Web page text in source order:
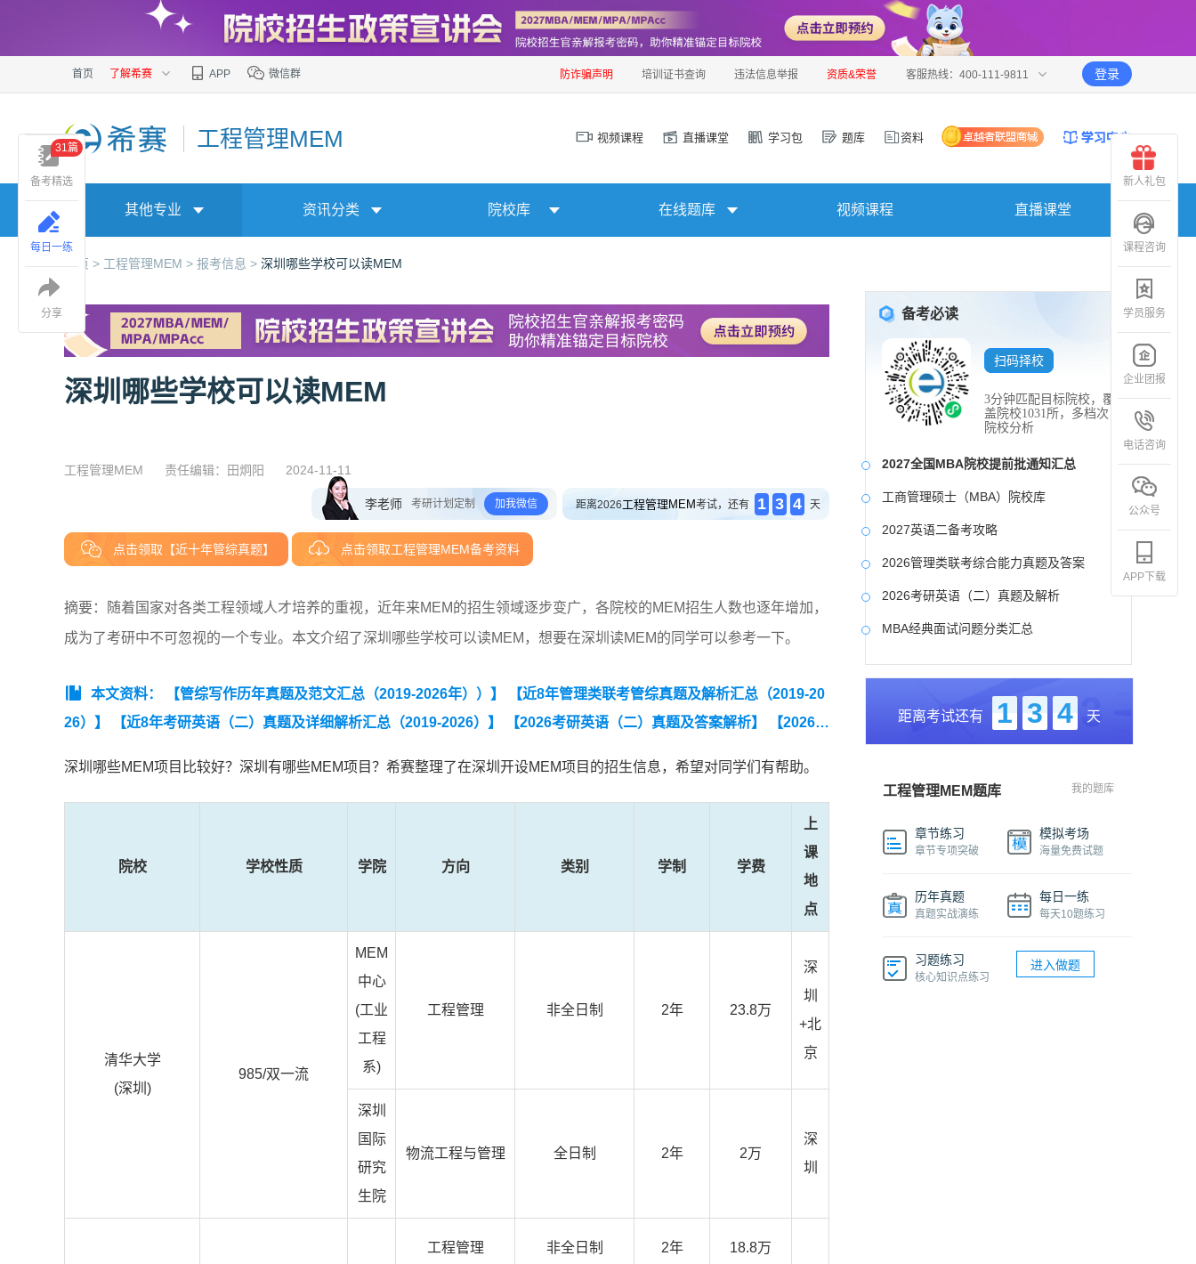
首页 了解希赛 APP 微信群 防诈骗声明 培训证书查询 违法信息举报 资质&荣誉 客服热线：400-111-9811 登录
工程管理MEM 视频课程 直播课堂 学习包 题库 资料
其他专业 资讯分类 院校库 在线题库 视频课程 直播课堂
首页 > 工程管理MEM > 报考信息 > 深圳哪些学校可以读MEM
深圳哪些学校可以读MEM
工程管理MEM 责任编辑：田炯阳 2024-11-11
李老师 考研计划定制 加我微信 距离2026工程管理MEM考试，还有 1 3 4 天
点击领取【近十年管综真题】 点击领取工程管理MEM备考资料
摘要：随着国家对各类工程领域人才培养的重视，近年来MEM的招生领域逐步变广，各院校的MEM招生人数也逐年增加，
成为了考研中不可忽视的一个专业。本文介绍了深圳哪些学校可以读MEM，想要在深圳读MEM的同学可以参考一下。
本文资料： 【管综写作历年真题及范文汇总（2019-2026年））】
【近8年管理类联考管综真题及解析汇总（2019-20
26）】
【近8年考研英语（二）真题及详细解析汇总（2019-2026）】 【2026考研英语（二）真题及答案解析】
【2026管
深圳哪些MEM项目比较好？深圳有哪些MEM项目？希赛整理了在深圳开设MEM项目的招生信息，希望对同学们有帮助。
院校 学校性质 学院 方向 类别 学制 学费
上
课
地
点
清华大学
(深圳)
985/双一流
MEM
中心
(工业
工程
系)
工程管理 非全日制 2年 23.8万
深
圳
+北
京
深圳
国际
研究
生院
物流工程与管理 全日制 2年 2万
深
圳
工程管理 非全日制 2年
18.8万
备考必读
扫码择校
3分钟匹配目标院校，覆
盖院校1031所，多档次
院校分析
2027全国MBA院校提前批通知汇总
工商管理硕士（MBA）院校库
2027英语二备考攻略
2026管理类联考综合能力真题及答案
2026考研英语（二）真题及解析
MBA经典面试问题分类汇总
2017-2025近九年各科真题及详细解析
考研英语（二）试题库
2027写作备考攻略
距离考试还有 1 3 4 天
工程管理MEM题库 我的题库
章节练习
章节专项突破
模拟考场
海量免费试题
历年真题
真题实战演练
每日一练
每天10题练习
习题练习
核心知识点练习
进入做题
备考精选
31篇
每日一练
分享
新人礼包
课程咨询
学员服务
企业团报
电话咨询
公众号
APP下载